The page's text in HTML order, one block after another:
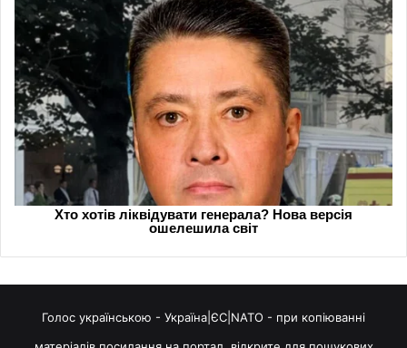
Голос українською - Україна|ЄС|NATO - при копіюванні